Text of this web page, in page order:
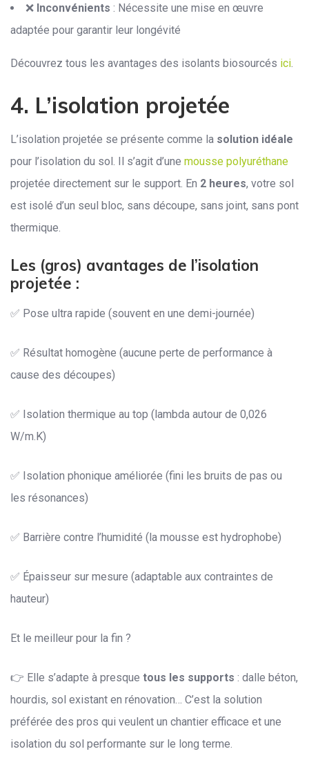
❌ Inconvénients : Nécessite une mise en œuvre
adaptée pour garantir leur longévité
Découvrez tous les avantages des isolants biosourcés ici
4. L’isolation projetée
L’isolation projetée se présente comme la solution idéale
pour l’isolation du sol. Il s’agit d’une mousse polyuréthane
projetée directement sur le support. En 2 heures, votre sol
est isolé d’un seul bloc, sans découpe, sans joint, sans pont
thermique.
Les (gros) avantages de l’isolation
projetée :
✅ Pose ultra rapide (souvent en une demi-journée)
✅ Résultat homogène (aucune perte de performance à
cause des découpes)
✅ Isolation thermique au top (lambda autour de 0,026
W/m.K)
✅ Isolation phonique améliorée (fini les bruits de pas ou
les résonances)
✅ Barrière contre l’humidité (la mousse est hydrophobe)
✅ Épaisseur sur mesure (adaptable aux contraintes de
hauteur)
Et le meilleur pour la fin ?
👉 Elle s’adapte à presque tous les supports : dalle béton,
hourdis, sol existant en rénovation… C’est la solution
préférée des pros qui veulent un chantier efficace et une
isolation du sol performante sur le long terme.